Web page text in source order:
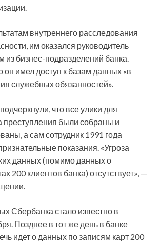
внутреннего расследования
им оказался руководитель
из бизнес-подразделений банка.
он имел доступ к базам данных «в
служебных обязанностей».
что все улики для
преступления были собраны и
а сам сотрудник 1991 года
показания. «Угроза
данных (помимо данных о
200 клиентов банка) отсутствует», —
Сбербанка стало известно в
Позднее в тот же день в банке
идет о данных по записям карт 200